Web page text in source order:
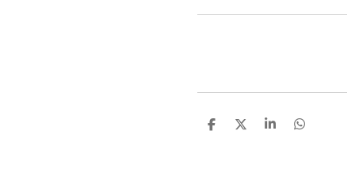
D
D
S
D